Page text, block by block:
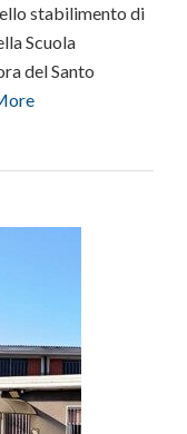
stabilimento di
Scuola
del Santo